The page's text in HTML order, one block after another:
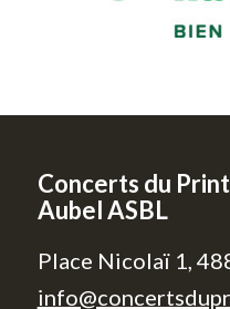
Concerts du
Aubel ASBL
Place Nicolaï 1,